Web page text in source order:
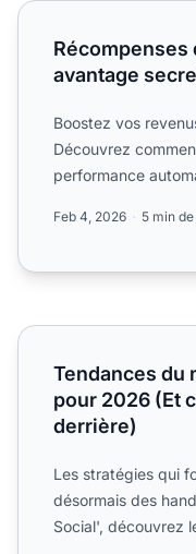
Récompenses de
Récompenses
avantage
Boostez vos
Découvrez
performance
Feb 4, 2026 5 min
Tendances du
Tendances du
pour 2026 (Et
derrière)
Les stratégies qui
désormais des
Social', découvrez